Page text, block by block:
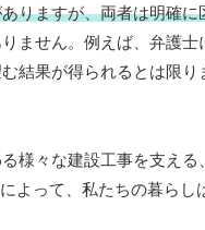
りますが、両者は明確に
ません。例えば、弁護
結果が得られるとは限
様々な建設工事を支え
よって、私たちの暮らし